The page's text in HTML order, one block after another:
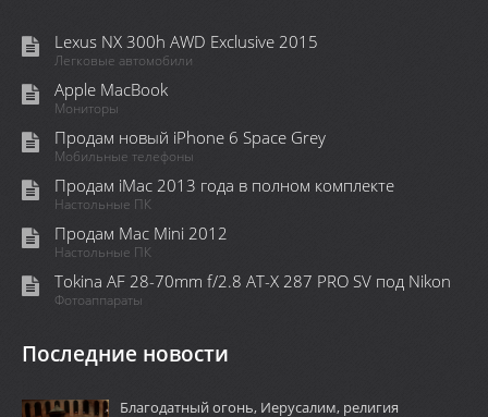
Lexus NX 300h AWD Exclusive 2015
Легковые автомобили
Apple MacBook
Мониторы
Продам новый iPhone 6 Space Grey
Мобильные телефоны
Продам iMac 2013 года в полном комплекте
Настольные ПК
Продам Mac Mini 2012
Настольные ПК
Tokina AF 28-70mm f/2.8 AT-X 287 PRO SV под Nikon
Фотоаппараты
Последние новости
Благодатный огонь, Иерусалим, религия